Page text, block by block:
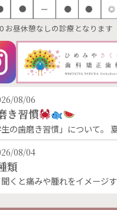
昼休憩なしの診療となります
08/06
き習慣
生の歯磨き習慣」について。
変わることで、歯磨きの習
朝の歯磨きは、「朝ごはんを
ないから」といった理由で忘
し、夏休み中でもむし歯菌は
・晩しっかり磨くことが、お
08/04
類
聞くと痛みや腫れをイメージす